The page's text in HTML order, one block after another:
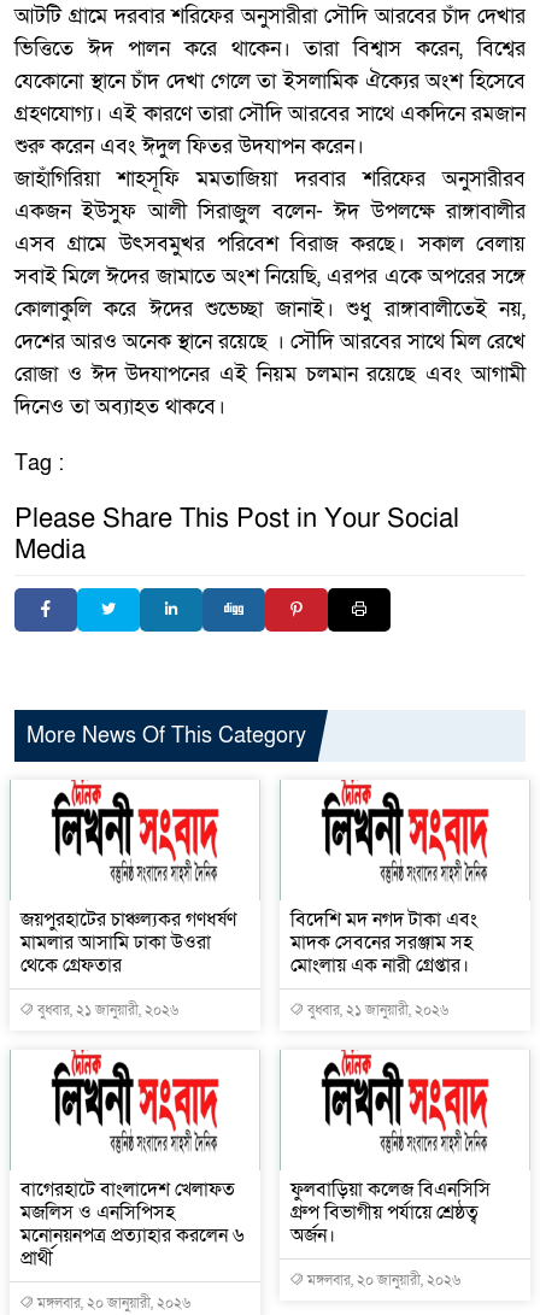
আটটি গ্রামে দরবার শরিফের অনুসারীরা সৌদি আরবের চাঁদ দেখার
ভিত্তিতে ঈদ পালন করে থাকেন। তারা বিশ্বাস করেন, বিশ্বের
যেকোনো স্থানে চাঁদ দেখা গেলে তা ইসলামিক ঐক্যের অংশ হিসেবে
গ্রহণযোগ্য। এই কারণে তারা সৌদি আরবের সাথে একদিনে রমজান
শুরু করেন এবং ঈদুল ফিতর উদযাপন করেন।
জাহাঁগিরিয়া শাহসূফি মমতাজিয়া দরবার শরিফের অনুসারীরব
একজন ইউসুফ আলী সিরাজুল বলেন- ঈদ উপলক্ষে রাঙ্গাবালীর
এসব গ্রামে উৎসবমুখর পরিবেশ বিরাজ করছে। সকাল বেলায়
সবাই মিলে ঈদের জামাতে অংশ নিয়েছি, এরপর একে অপরের সঙ্গে
কোলাকুলি করে ঈদের শুভেচ্ছা জানাই। শুধু রাঙ্গাবালীতেই নয়,
দেশের আরও অনেক স্থানে রয়েছে । সৌদি আরবের সাথে মিল রেখে
রোজা ও ঈদ উদযাপনের এই নিয়ম চলমান রয়েছে এবং আগামী
দিনেও তা অব্যাহত থাকবে।
Tag :
Please Share This Post in Your Social
Media
More News Of This Category
জয়পুরহাটের চাঞ্চল্যকর গণধর্ষণ
মামলার আসামি ঢাকা উওরা
থেকে গ্রেফতার
বুধবার, ২১ জানুয়ারী, ২০২৬
বিদেশি মদ নগদ টাকা এবং
মাদক সেবনের সরঞ্জাম সহ
মোংলায় এক নারী গ্রেপ্তার।
বুধবার, ২১ জানুয়ারী, ২০২৬
বাগেরহাটে বাংলাদেশ খেলাফত
মজলিস ও এনসিপিসহ
মনোনয়নপত্র প্রত্যাহার করলেন ৬
প্রার্থী
মঙ্গলবার, ২০ জানুয়ারী, ২০২৬
ফুলবাড়িয়া কলেজ বিএনসিসি
গ্রুপ বিভাগীয় পর্যায়ে শ্রেষ্ঠত্ব
অর্জন।
মঙ্গলবার, ২০ জানুয়ারী, ২০২৬